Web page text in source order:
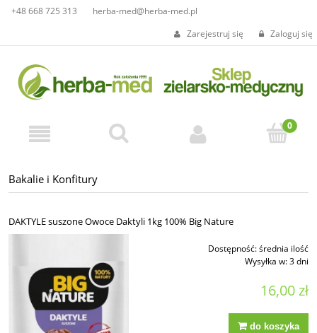
+48 668 725 313
herba-med@herba-med.pl
Zarejestruj się
Zaloguj się
Bakalie i Konfitury
DAKTYLE suszone Owoce Daktyli 1kg 100% Big Nature
Dostępność:średnia ilość
Wysyłka w:3 dni
16,00 zł
do koszyka